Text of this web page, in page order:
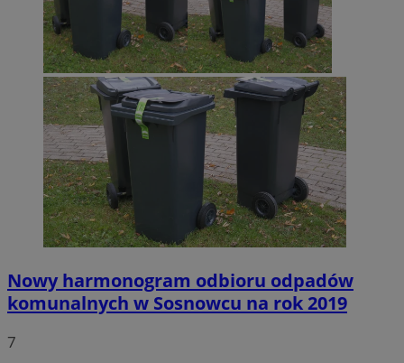
Nowy harmonogram odbioru odpadów
komunalnych w Sosnowcu na rok 2019
7